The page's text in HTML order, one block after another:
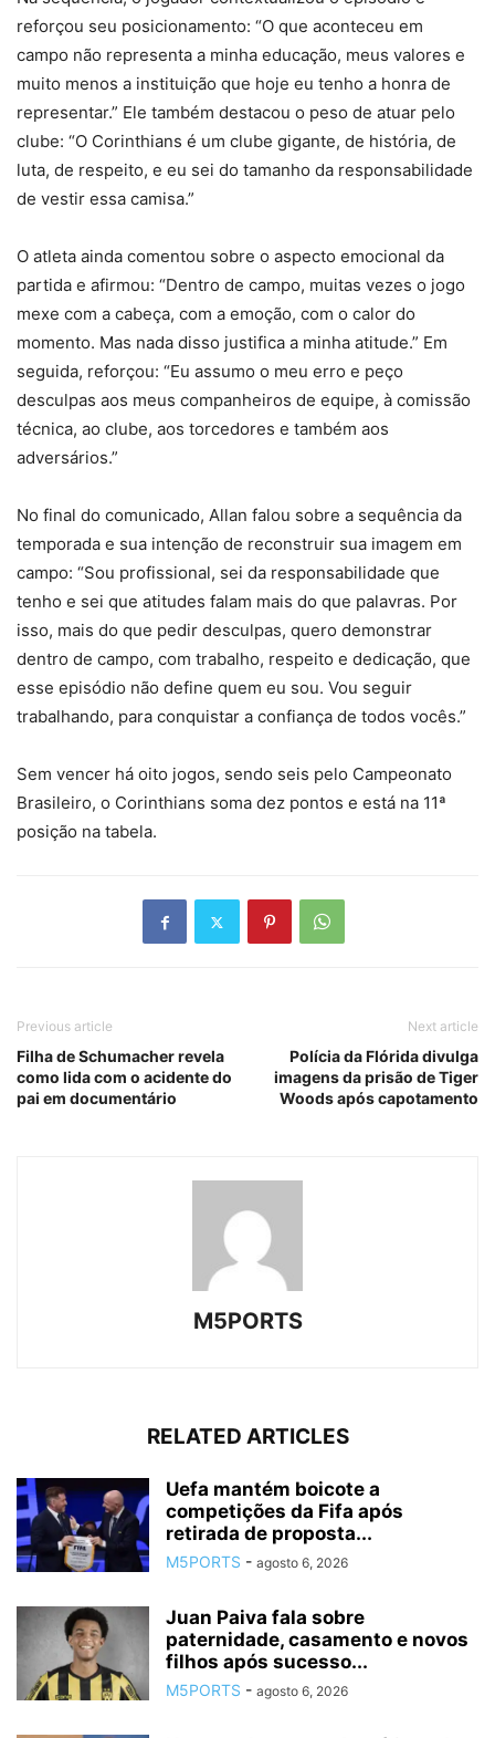
reforçou seu posicionamento: “O que aconteceu em
campo não representa a minha educação, meus valores e
muito menos a instituição que hoje eu tenho a honra de
representar.” Ele também destacou o peso de atuar pelo
clube: “O Corinthians é um clube gigante, de história, de
luta, de respeito, e eu sei do tamanho da responsabilidade
de vestir essa camisa.”
O atleta ainda comentou sobre o aspecto emocional da
partida e afirmou: “Dentro de campo, muitas vezes o jogo
mexe com a cabeça, com a emoção, com o calor do
momento. Mas nada disso justifica a minha atitude.” Em
seguida, reforçou: “Eu assumo o meu erro e peço
desculpas aos meus companheiros de equipe, à comissão
técnica, ao clube, aos torcedores e também aos
adversários.”
No final do comunicado, Allan falou sobre a sequência da
temporada e sua intenção de reconstruir sua imagem em
campo: “Sou profissional, sei da responsabilidade que
tenho e sei que atitudes falam mais do que palavras. Por
isso, mais do que pedir desculpas, quero demonstrar
dentro de campo, com trabalho, respeito e dedicação, que
esse episódio não define quem eu sou. Vou seguir
trabalhando, para conquistar a confiança de todos vocês.”
Sem vencer há oito jogos, sendo seis pelo Campeonato
Brasileiro, o Corinthians soma dez pontos e está na 11ª
posição na tabela.
Previous article
Filha de Schumacher revela
como lida com o acidente do
pai em documentário
Next article
Polícia da Flórida divulga
imagens da prisão de Tiger
Woods após capotamento
M5PORTS
RELATED ARTICLES
Uefa mantém boicote a
competições da Fifa após
retirada de proposta...
M5PORTS - agosto 6, 2026
Juan Paiva fala sobre
paternidade, casamento e novos
filhos após sucesso...
M5PORTS - agosto 6, 2026